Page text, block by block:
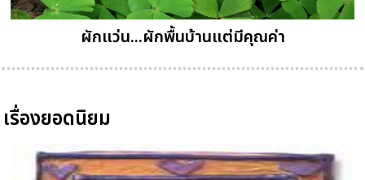
ผักแว่น...ผักพื้นบ้านแต่มีคุณค่า
เรื่องยอดนิยม